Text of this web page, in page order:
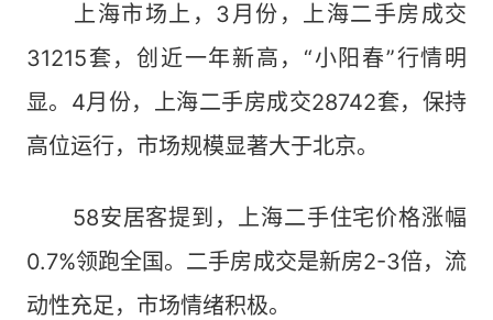
上海市场上，3月份，上海二手房成交
31215套，创近一年新高，“小阳春”行情明
显。4月份，上海二手房成交28742套，保持
高位运行，市场规模显著大于北京。
58安居客提到，上海二手住宅价格涨幅
0.7%领跑全国。二手房成交是新房2-3倍，流
动性充足，市场情绪积极。